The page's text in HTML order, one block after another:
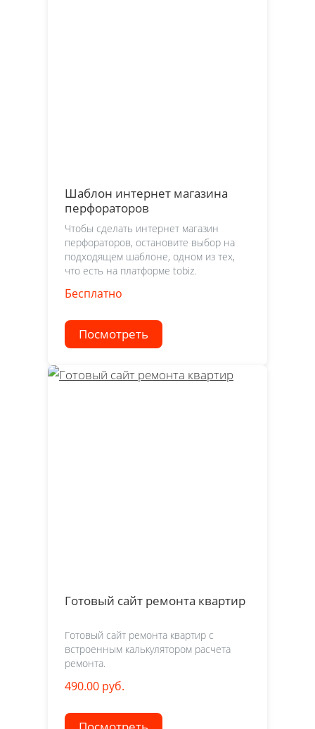
Шаблон интернет магазина
перфораторов
Чтобы сделать интернет магазин
перфораторов, остановите выбор на
подходящем шаблоне, одном из тех,
что есть на платформе tobiz.
Бесплатно
Посмотреть
Готовый сайт ремонта квартир
Готовый сайт ремонта квартир с
встроенным калькулятором расчета
ремонта.
490.00 руб.